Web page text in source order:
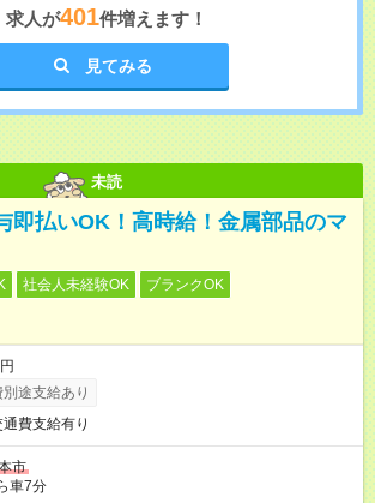
求人が401件増えます！
見てみる
未読
即払いOK！高時給！金属部品のマ
社会人未経験OK
ブランクOK
途支給あり
通費支給有り
市
車7分